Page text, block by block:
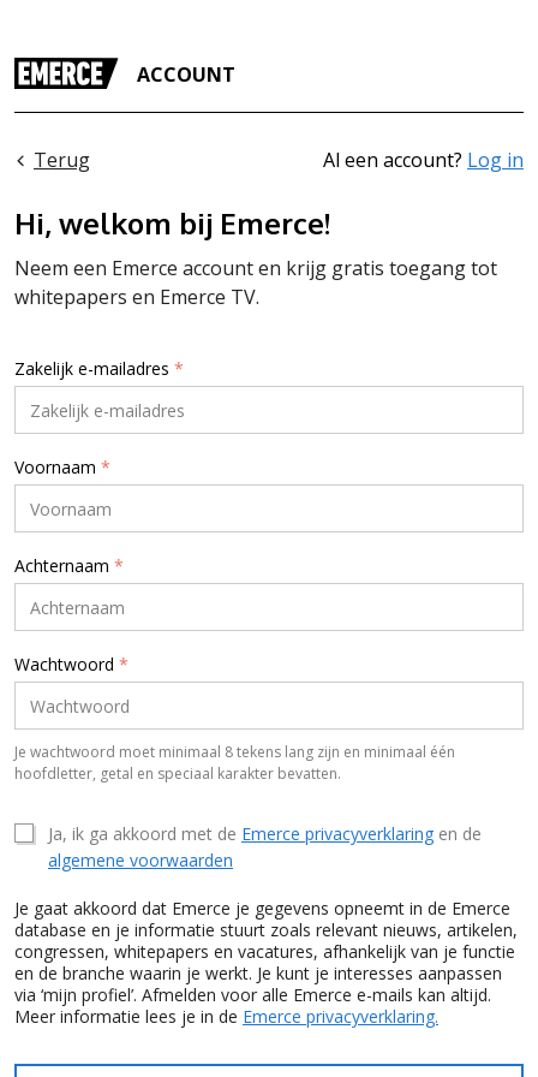
ACCOUNT
Terug Al een account? Log in
Hi, welkom bij Emerce!
Neem een Emerce account en krijg gratis toegang tot
whitepapers en Emerce TV.
Zakelijk e-mailadres *
Voornaam *
Achternaam *
Wachtwoord *
Je wachtwoord moet minimaal 8 tekens lang zijn en minimaal één
hoofdletter, getal en speciaal karakter bevatten.
Ja, ik ga akkoord met de Emerce privacyverklaring en de
algemene voorwaarden
Je gaat akkoord dat Emerce je gegevens opneemt in de Emerce
database en je informatie stuurt zoals relevant nieuws, artikelen,
congressen, whitepapers en vacatures, afhankelijk van je functie
en de branche waarin je werkt. Je kunt je interesses aanpassen
via ‘mijn profiel’. Afmelden voor alle Emerce e-mails kan altijd.
Meer informatie lees je in de Emerce privacyverklaring.